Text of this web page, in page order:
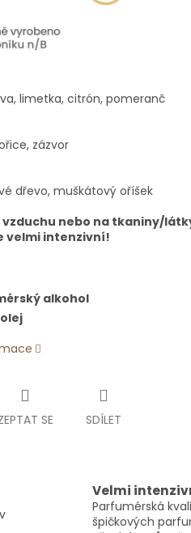
limetka, citrón, pomeranč
zázvor
dřevo, muškátový oříšek
nebo na tkaniny/
velmi intenzivní!
alkohol
SE SDÍLET
Velmi
Parfumérská
špičkových